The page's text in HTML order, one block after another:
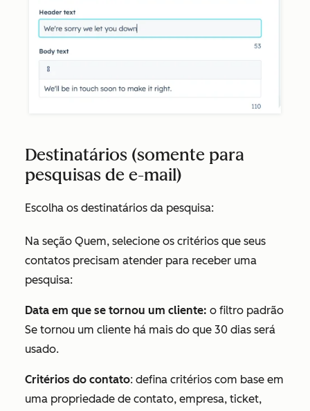
Destinatários (somente para
pesquisas de e-mail)
Escolha os destinatários da pesquisa:
Na seção Quem, selecione os critérios que seus
contatos precisam atender para receber uma
pesquisa:
Data em que se tornou um cliente: o filtro padrão
Se tornou um cliente há mais do que 30 dias será
usado.
Critérios do contato: defina critérios com base em
uma propriedade de contato, empresa, ticket,